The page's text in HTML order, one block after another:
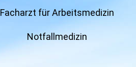
Facharzt für Arbeitsmedizin
Notfallmedizin